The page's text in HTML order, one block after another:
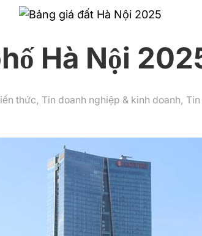
Hà Nội
thức, Tin doanh nghiệp & kinh doanh,